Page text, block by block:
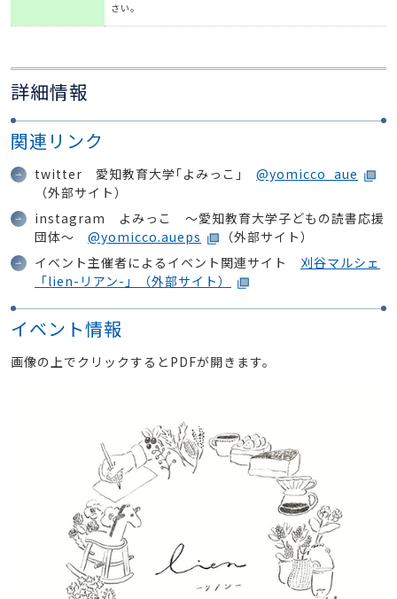
さい。
詳細情報
関連リンク
twitter 愛知教育大学｢よみっこ｣ @yomicco_aue
（外部サイト）
instagram よみっこ ～愛知教育大学子どもの読書応援
団体～ @yomicco.aueps
（外部サイト）
イベント主催者によるイベント関連サイト 刈谷マルシェ
「lien-リアン-」（外部サイト）
イベント情報
画像の上でクリックするとPDFが開きます。